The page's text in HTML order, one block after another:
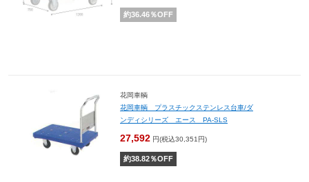
約36.46％OFF
花岡車輌
花岡車輌 プラスチックステンレス台車/ダ
ンディシリーズ エース PA-SLS
27,592 円(税込30,351円)
約38.82％OFF